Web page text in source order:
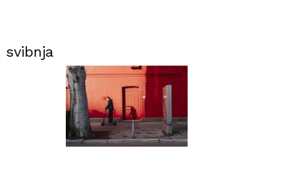
svibnja